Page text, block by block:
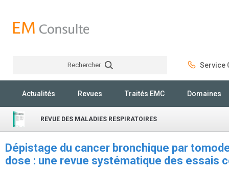
Rechercher Service
Actualités Revues Traités EMC Domaines
REVUE DES MALADIES RESPIRATOIRES
Dépistage du cancer bronchique par
dose : une revue systématique des essais